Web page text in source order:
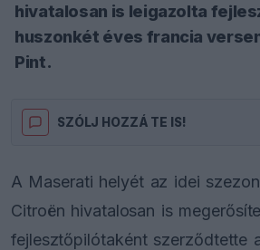
hivatalosan is leigazolta
huszonkét éves francia
Pint.
SZÓLJ HOZZÁ TE IS!
A Maserati helyét az idei
Citroën hivatalosan is
fejlesztőpilótaként szerződtette